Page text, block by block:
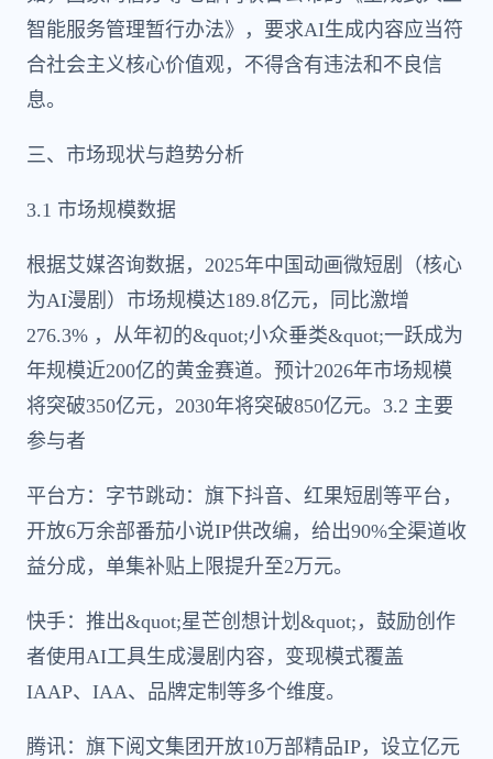
智能服务管理暂行办法》，要求AI生成内容应当符
合社会主义核心价值观，不得含有违法和不良信
息。
三、市场现状与趋势分析
3.1 市场规模数据
根据艾媒咨询数据，2025年中国动画微短剧（核心
为AI漫剧）市场规模达189.8亿元，同比激增
276.3% ，从年初的&quot;小众垂类&quot;一跃成为
年规模近200亿的黄金赛道。预计2026年市场规模
将突破350亿元，2030年将突破850亿元。3.2 主要
参与者
平台方：字节跳动：旗下抖音、红果短剧等平台，
开放6万余部番茄小说IP供改编，给出90%全渠道收
益分成，单集补贴上限提升至2万元。
快手：推出&quot;星芒创想计划&quot;，鼓励创作
者使用AI工具生成漫剧内容，变现模式覆盖
IAAP、IAA、品牌定制等多个维度。
腾讯：旗下阅文集团开放10万部精品IP，设立亿元